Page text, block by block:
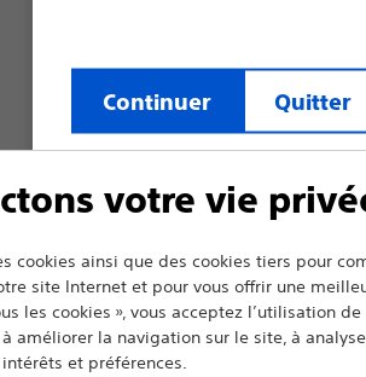
Continuer Quitter
votre vie
cookies ainsi que des cookies tiers pour
site Internet et pour vous offrir une
les cookies », vous acceptez l’utilisation
améliorer la navigation sur le site, à
et préférences.